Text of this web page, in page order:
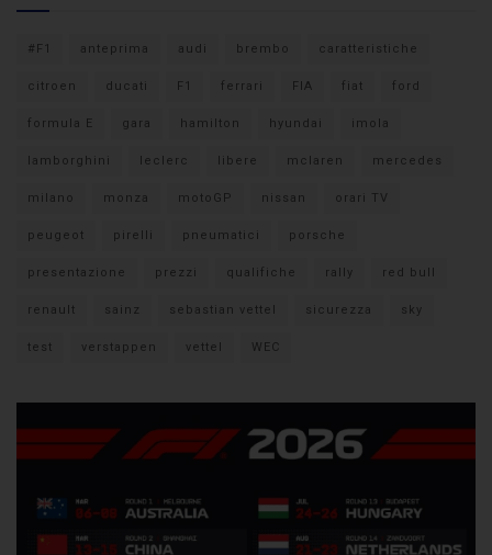
#F1 anteprima audi brembo caratteristiche
citroen ducati F1 ferrari FIA fiat ford
formula E gara hamilton hyundai imola
lamborghini leclerc libere mclaren mercedes
milano monza motoGP nissan orari TV
peugeot pirelli pneumatici porsche
presentazione prezzi qualifiche rally red bull
renault sainz sebastian vettel sicurezza sky
test verstappen vettel WEC